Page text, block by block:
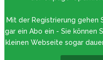
Mit der Registrierung gehen
gar ein Abo ein - Sie können
kleinen Webseite sogar